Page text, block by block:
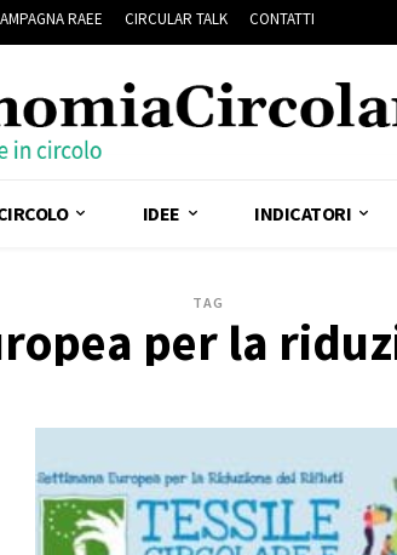
RAEE CIRCULAR TALK CONTATTI
IDEE INDICATORI
TAG
per la